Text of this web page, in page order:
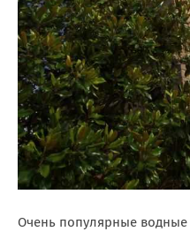
Очень популярные